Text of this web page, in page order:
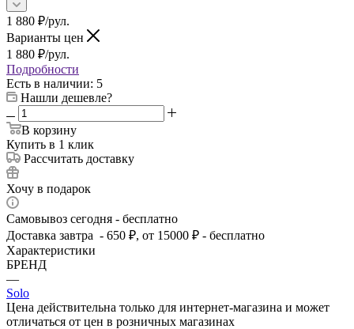
1 880 ₽/рул.
Варианты цен
1 880 ₽/рул.
Подробности
Есть в наличии: 5
Нашли дешевле?
В корзину
Купить в 1 клик
Рассчитать доставку
Хочу в подарок
Самовывоз сегодня - бесплатно
Доставка завтра - 650 ₽, от 15000 ₽ - бесплатно
Характеристики
БРЕНД
—
Solo
Цена действительна только для интернет-магазина и может
отличаться от цен в розничных магазинах